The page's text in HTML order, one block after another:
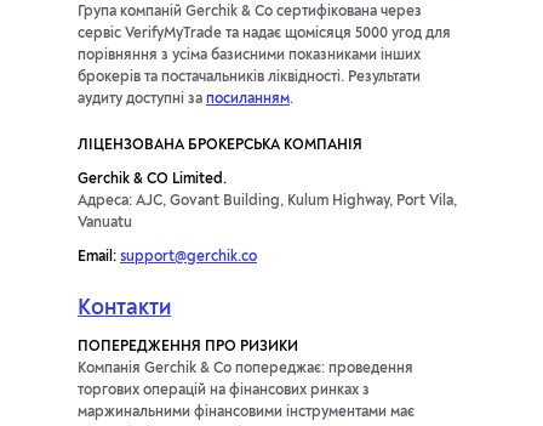
Група компаній Gerchik & Co сертифікована через
сервіс VerifyMyTrade та надає щомісяця 5000 угод для
порівняння з усіма базисними показниками інших
брокерів та постачальників ліквідності. Результати
аудиту доступні за посиланням.
ЛІЦЕНЗОВАНА БРОКЕРСЬКА КОМПАНІЯ
Gerchik & CO Limited.
Адреса: AJC, Govant Building, Kulum Highway, Port Vila,
Vanuatu
Email: support@gerchik.co
Контакти
ПОПЕРЕДЖЕННЯ ПРО РИЗИКИ
Компанія Gerchik & Co попереджає: проведення
торгових операцій на фінансових ринках з
маржинальними фінансовими інструментами має